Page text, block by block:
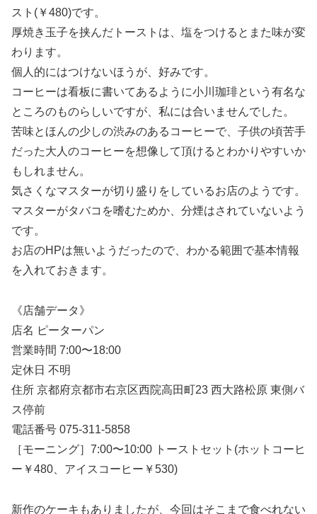
スト(￥480)です。
厚焼き玉子を挟んだトーストは、塩をつけるとまた味が変
わります。
個人的にはつけないほうが、好みです。
コーヒーは看板に書いてあるように小川珈琲という有名な
ところのものらしいですが、私には合いませんでした。
苦味とほんの少しの渋みのあるコーヒーで、子供の頃苦手
だった大人のコーヒーを想像して頂けるとわかりやすいか
もしれません。
気さくなマスターが切り盛りをしているお店のようです。
マスターがタバコを嗜むためか、分煙はされていないよう
です。
お店のHPは無いようだったので、わかる範囲で基本情報
を入れておきます。
《店舗データ》
店名 ピーターパン
営業時間 7:00〜18:00
定休日 不明
住所 京都府京都市右京区西院高田町23 西大路松原 東側バ
ス停前
電話番号 075-311-5858
［モーニング］7:00〜10:00 トーストセット(ホットコーヒ
ー￥480、アイスコーヒー￥530)
新作のケーキもありましたが、今回はそこまで食べれない